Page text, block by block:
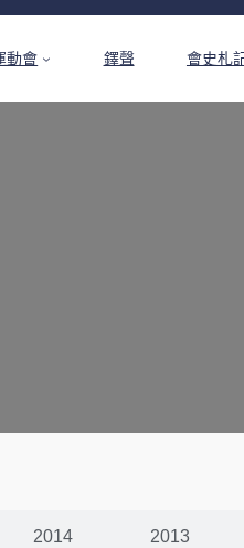
動會 鐸聲 會史札
2014 2013